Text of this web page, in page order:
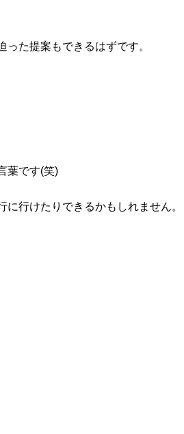
た提案もできるはずです。
葉です(笑)
行けたりできるかもしれません。